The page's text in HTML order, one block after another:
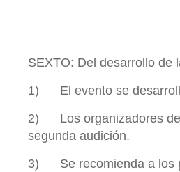
SEXTO: Del desarrollo de
1) El evento se
2) Los organizadores
segunda audición.
3) Se recomienda a los